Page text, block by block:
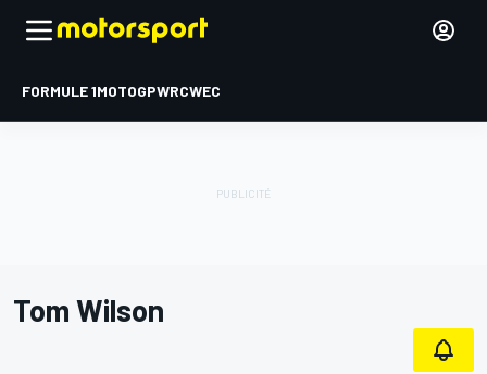
FORMULE 1MOTOGPWRCWEC
Tom Wilson